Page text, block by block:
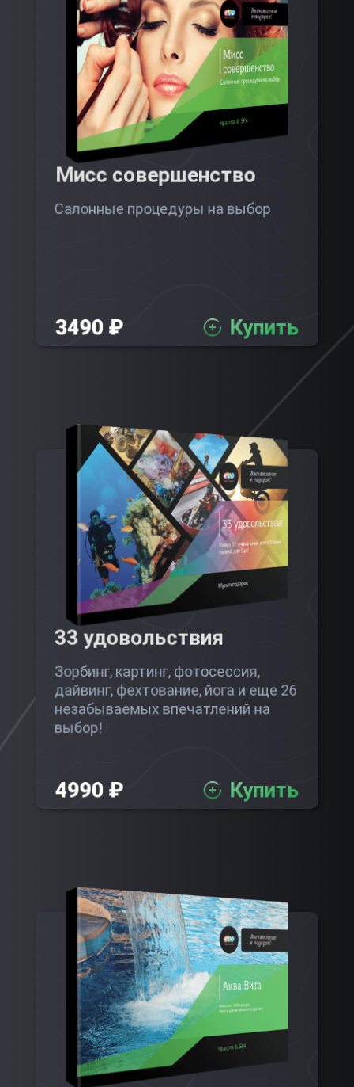
Мисс совершенство
Салонные процедуры на выбор
3490 ₽ Купить
33 удовольствия
Зорбинг, картинг, фотосессия,
дайвинг, фехтование, йога и еще 26
незабываемых впечатлений на
выбор!
4990 ₽ Купить